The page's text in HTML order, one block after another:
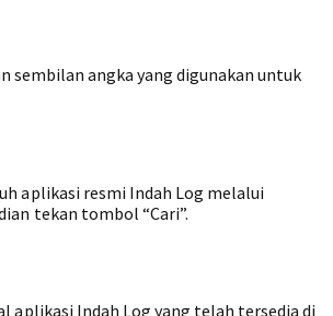
sembilan angka yang digunakan untuk
aplikasi resmi Indah Log melalui
tekan tombol “Cari”.
aplikasi Indah Log yang telah tersedia di